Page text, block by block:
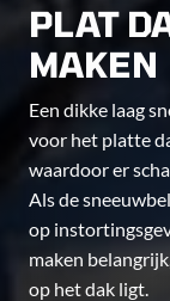
PLAT
MAKEN
Een dikke laag
voor het platte
waardoor er
Als de
op
maken
op het dak ligt.